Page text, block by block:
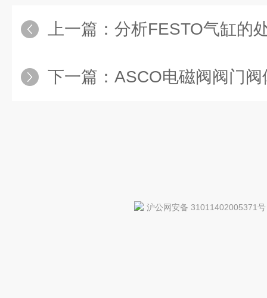
上一篇： 分析FESTO气缸的
下一篇： ASCO电磁阀阀门阀
沪公网安备 31011402005371号